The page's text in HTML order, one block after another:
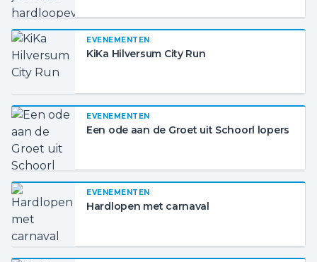
EVENEMENTEN
KiKa Hilversum City Run
EVENEMENTEN
Een ode aan de Groet uit Schoorl lopers
EVENEMENTEN
Hardlopen met carnaval